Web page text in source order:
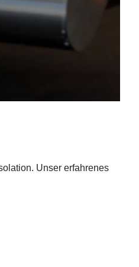
Unser erfahrenes